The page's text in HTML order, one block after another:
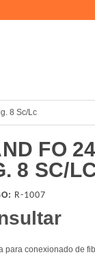
8 Sc/Lc
FO
8 SC/
R-1007
para conexionado de